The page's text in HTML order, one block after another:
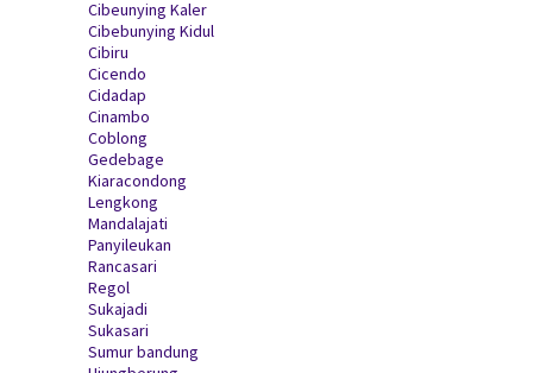
Cibeunying Kaler
Cibebunying Kidul
Cibiru
Cicendo
Cidadap
Cinambo
Coblong
Gedebage
Kiaracondong
Lengkong
Mandalajati
Panyileukan
Rancasari
Regol
Sukajadi
Sukasari
Sumur bandung